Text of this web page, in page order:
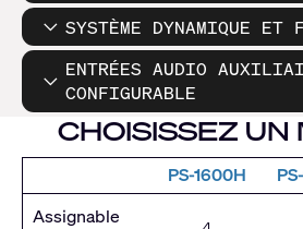
SYSTÈME DYNAMIQUE ET
ENTRÉES AUDIO
CONFIGURABLE
CHOISISSEZ
PS-1600H
Assignable